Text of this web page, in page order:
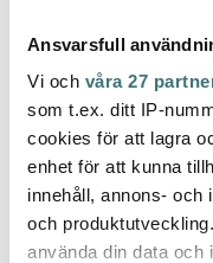
Ansvarsfull
Vi och våra 27
som t.ex. ditt IP-
cookies för att lagra
enhet för att kunna
innehåll, annons- och
och
använda din data och
Zwilling
Pro Pastatång 23,5 cm
259 kr